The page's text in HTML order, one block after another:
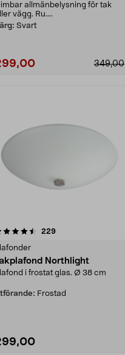
allmänbelysning för tak
vägg. Ru....
Svart
349,00
229recensioner
Northlight
i frostat glas. Ø 38 cm
Frostad
3.0 av 5 stjärnor